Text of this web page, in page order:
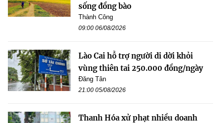
sống đồng bào
Thành Công
09:00 06/08/2026
Lào Cai hỗ trợ người di dời khỏi
vùng thiên tai 250.000 đồng/ngày
Đăng Tân
21:00 05/08/2026
Thanh Hóa xử phạt nhiều doanh